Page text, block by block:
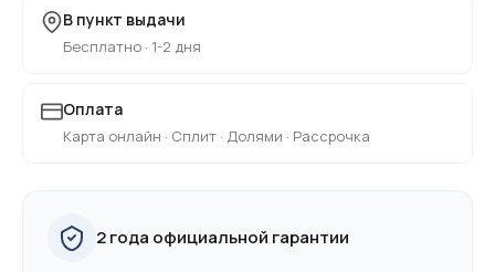
В пункт выдачи
Бесплатно · 1-2 дня
Оплата
Карта онлайн · Сплит · Долями · Рассрочка
2 года официальной гарантии